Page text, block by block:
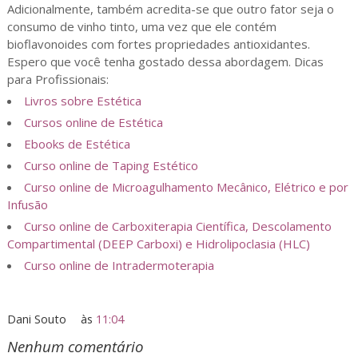
Adicionalmente, também acredita-se que outro fator seja o
consumo de vinho tinto, uma vez que ele contém
bioflavonoides com fortes propriedades antioxidantes.
Espero que você tenha gostado dessa abordagem. Dicas
para Profissionais:
Livros sobre Estética
Cursos online de Estética
Ebooks de Estética
Curso online de Taping Estético
Curso online de Microagulhamento Mecânico, Elétrico e por
Infusão
Curso online de Carboxiterapia Científica, Descolamento
Compartimental (DEEP Carboxi) e Hidrolipoclasia (HLC)
Curso online de Intradermoterapia
Dani Souto às 11:04
Nenhum comentário